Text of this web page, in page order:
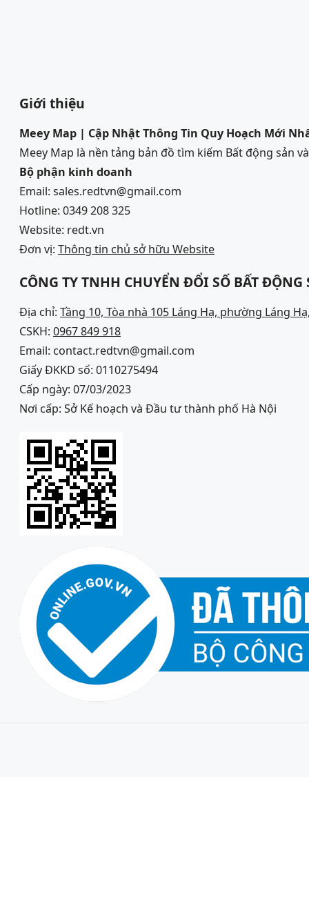
Giới thiệu
Meey Map | Cập Nhật Thông Tin Quy Hoạch Mới
Meey Map là nền tảng bản đồ tìm kiếm Bất động sản
Bộ phận kinh doanh
Email: sales.redtvn@gmail.com
Hotline: 0349 208 325
Website: redt.vn
Đơn vị: Thông tin chủ sở hữu Website
CÔNG TY TNHH CHUYỂN ĐỔI SỐ BẤT ĐỘNG
Địa chỉ: Tầng 10, Tòa nhà 105 Láng Hạ, phường Láng
CSKH: 0967 849 918
Email: contact.redtvn@gmail.com
Giấy ĐKKD số: 0110275494
Cấp ngày: 07/03/2023
Nơi cấp: Sở Kế hoạch và Đầu tư thành phố Hà Nội